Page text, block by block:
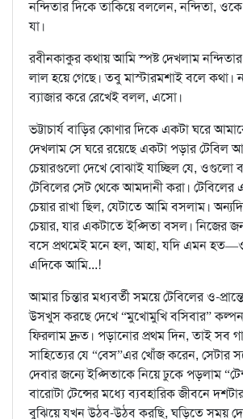
নন্দিতার দিকে তাকিয়ে বললেন, নন্দিতা,
যা।
রবীনকাকুর কথায় আমি স্পষ্ট দেখলাম
লাল হয়ে গেছে। তবু মাস্টারমশাই বলে কথা।
ব্যাজার করে রেখেই বলল, এসো।
ভট্টাচার্য বাড়ির কোণার দিকে একটা ঘরে
দেখলাম সে ঘরে রয়েছে একটা পড়ার টেবিল
চেয়ারগুলো দেখে বোঝাই যাচ্ছিল যে, ওগুলো
টেবিলের সেট থেকে আমদানী করা।
চেয়ার রাখা ছিল, যেটাতে আমি বসলাম।
চেয়ার, যার একটাতে ইপ্সিতা বসল। নিজের জন্য
বসে প্রথমেই মনে হল, আহা, যদি এমন
এদিকে আমি...!
আমার চিন্তার মধ্যবর্তী সময়ে টেবিলের ও-
উসখুস করছে দেখে “মুখোমুখি বসিবার”
ফিরলাম দ্রুত। পড়ানোর প্রথম দিন, তাই সব
সাহিত্যের যে “বেস”এর খোঁজ করেন, সেটার
দেবার জন্যে ইপ্সিতাকে নিয়ে ঢুকে পড়লাম
বারোটা টেন্সের মধ্যে ব্যবহারিক জীবনে
বুঝিয়ে যখন উঠব-উঠব করছি, ঘড়িতে সময়